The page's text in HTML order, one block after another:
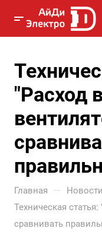
"Расход
Главная — Новости
Техническая
сравнивать